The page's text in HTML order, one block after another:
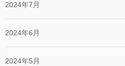
2024年7月
2024年6月
2024年5月